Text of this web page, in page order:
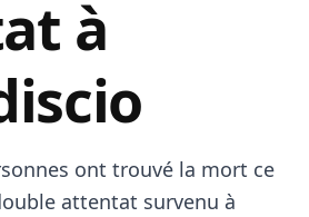
à
ont trouvé la mort ce
attentat survenu à